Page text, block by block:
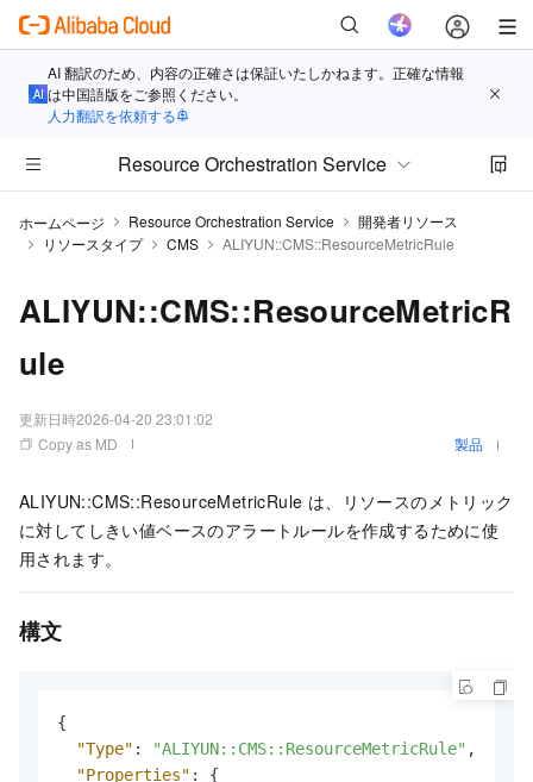
AI 翻訳のため、内容の正確さは保証いたしかねます。正確な情報
は中国語版をご参照ください。
人力翻訳を依頼する
Resource Orchestration Service
ホームページ Resource Orchestration Service
開発者リソース
リソースタイプ
CMS ALIYUN::CMS::ResourceMetricRule
ALIYUN::CMS::ResourceMetricR
ule
更新日時2026-04-20 23:01:02
Copy as MD
製品
ALIYUN::CMS::ResourceMetricRule は、リソースのメトリック
に対してしきい値ベースのアラートルールを作成するために使
用されます。
構文
{
"Type" : "ALIYUN::CMS::ResourceMetricRule" ,
"Properties" :
{